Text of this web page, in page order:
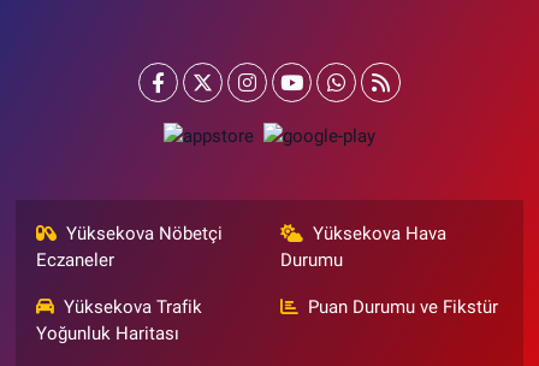
Yüksekova Nöbetçi
Eczaneler
Yüksekova Hava
Durumu
Yüksekova Trafik
Yoğunluk Haritası
Puan Durumu ve Fikstür